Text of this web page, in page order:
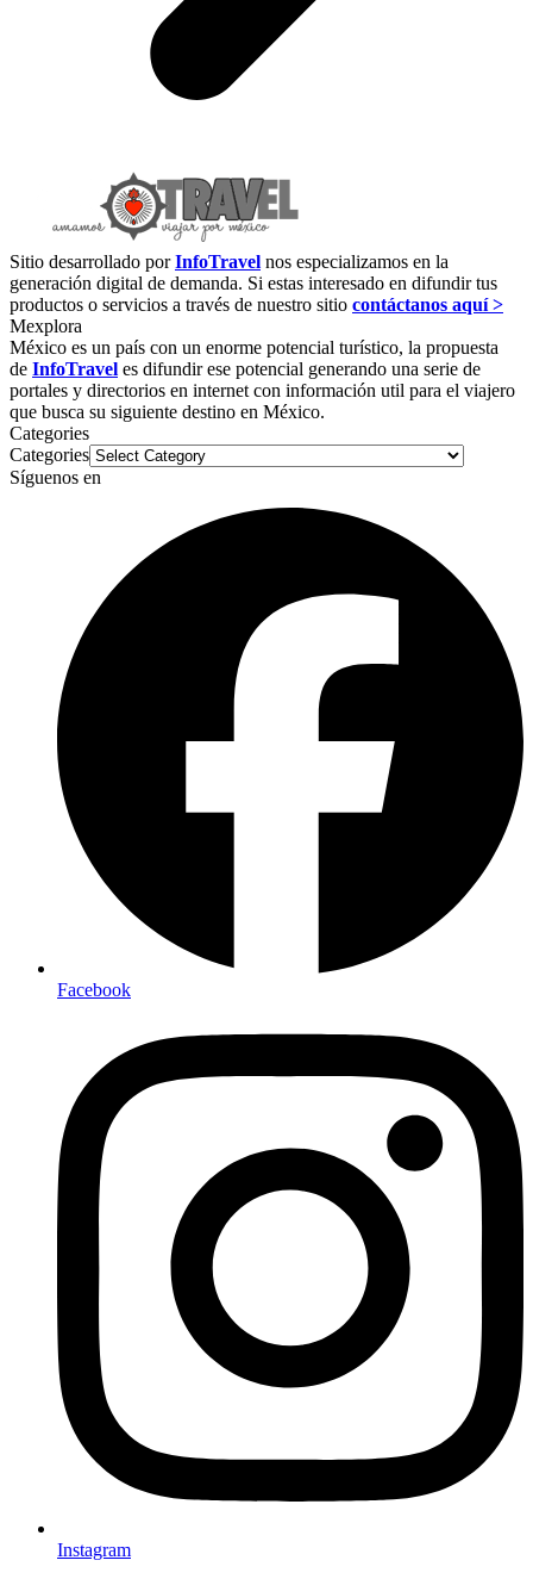
Sitio desarrollado porInfoTravel nos especializamos en la
generación digital de demanda. Si estas interesado en difundir tus
productos o servicios a través de nuestro sitio contáctanos aquí >
Mexplora
México es un país con un enorme potencial turístico, la propuesta
de InfoTravel es difundir ese potencial generando una serie de
portales y directorios en internet con información util para el viajero
que busca su siguiente destino en México.
Categories
Categories
Síguenos en
Facebook
Instagram